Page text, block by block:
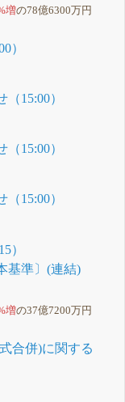
増の78億6300万円
）
15:00）
15:00）
15:00）
）
基準〕(連結)
増の37億7200万円
合併)に関する